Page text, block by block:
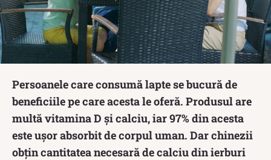
Persoanele care consumă lapte se bucură de
beneficiile pe care acesta le oferă. Produsul are
multă vitamina D și calciu, iar 97% din acesta
este ușor absorbit de corpul uman. Dar chinezii
obțin cantitatea necesară de calciu din ierburi